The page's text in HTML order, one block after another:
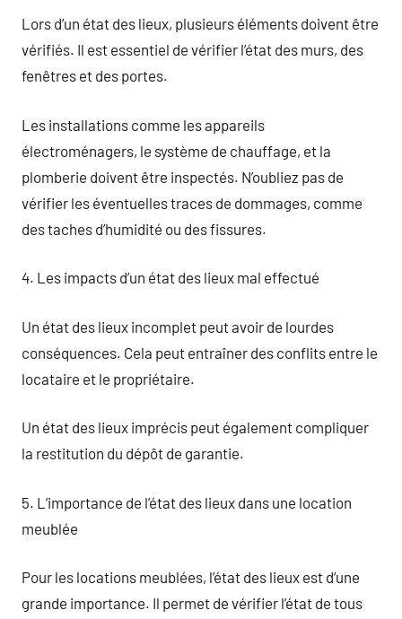
Lors d’un état des lieux, plusieurs éléments doivent être
vérifiés. Il est essentiel de vérifier l’état des murs, des
fenêtres et des portes.
Les installations comme les appareils
électroménagers, le système de chauffage, et la
plomberie doivent être inspectés. N’oubliez pas de
vérifier les éventuelles traces de dommages, comme
des taches d’humidité ou des fissures.
4. Les impacts d’un état des lieux mal effectué
Un état des lieux incomplet peut avoir de lourdes
conséquences. Cela peut entraîner des conflits entre le
locataire et le propriétaire.
Un état des lieux imprécis peut également compliquer
la restitution du dépôt de garantie.
5. L’importance de l’état des lieux dans une location
meublée
Pour les locations meublées, l’état des lieux est d’une
grande importance. Il permet de vérifier l’état de tous